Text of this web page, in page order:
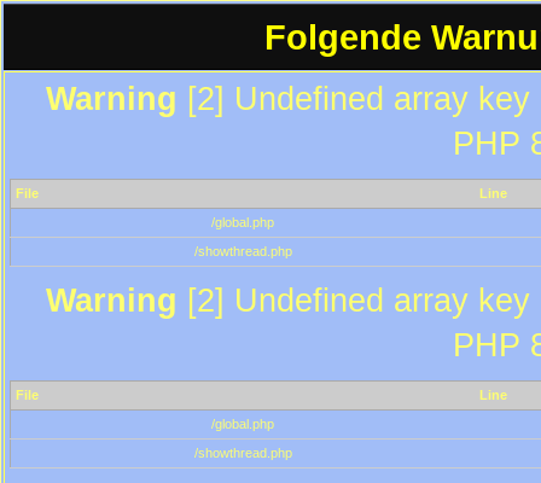
Folgende
Warning [2] Undefined array
PHP
File
Line
/global.php
/showthread.php
Warning [2] Undefined array
PHP
File
Line
/global.php
/showthread.php